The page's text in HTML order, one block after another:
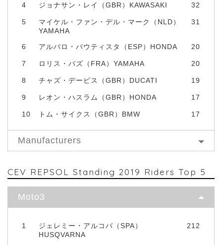
4 ジョナサン・レイ（GBR）KAWASAKI 32
5
マイケル・ファン・デル・マーク（NLD）
YAMAHA
31
6 アルバロ・バウティスタ（ESP）HONDA 20
7 ロリス・バズ（FRA）YAMAHA 20
8 チャズ・デービス（GBR）DUCATI 19
9 レオン・ハスラム（GBR）HONDA 17
10 トム・サイクス（GBR）BMW 17
Manufacturers
CEV REPSOL Standing 2019 Riders Top 5
Moto3
1
ジェレミー・アルコバ（SPA）
HUSQVARNA
212